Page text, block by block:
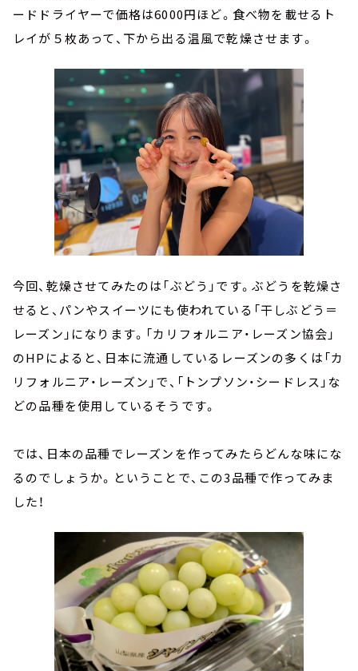
ードドライヤーで価格は6000円ほど。食べ物を載せるト
レイが５枚あって、下から出る温風で乾燥させます。
今回、乾燥させてみたのは「ぶどう」です。ぶどうを乾燥さ
せると、パンやスイーツにも使われている「干しぶどう＝
レーズン」になります。「カリフォルニア・レーズン協会」
のHPによると、日本に流通しているレーズンの多くは「カ
リフォルニア・レーズン」で、「トンプソン・シードレス」な
どの品種を使用しているそうです。
では、日本の品種でレーズンを作ってみたらどんな味にな
るのでしょうか。ということで、この3品種で作ってみま
した！